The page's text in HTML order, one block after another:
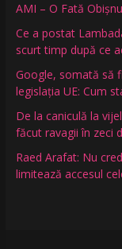
AMI – O Fată
Ce a postat
scurt timp după ce
Google, somată să
legislația UE: Cum
De la caniculă la
făcut ravagii în zeci
Raed Arafat: Nu
limitează accesul